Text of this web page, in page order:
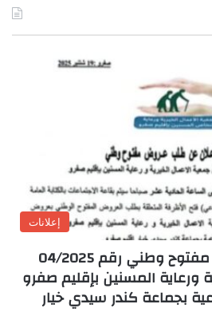
إعلانات
إعلان عن طلب عروض مفتوح وطني رقم 04/2025
ورعاية المسنين بإقليم صفرو
بجماعة كندر سيدي خيار